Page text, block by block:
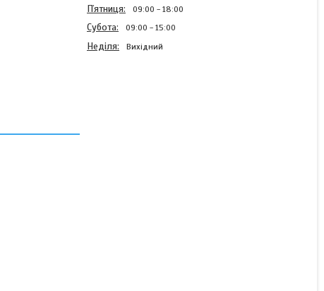
Пʼятниця 09:00 18:00
Субота 09:00 15:00
Неділя Вихідний